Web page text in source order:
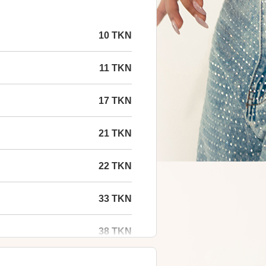
10 TKN
11 TKN
17 TKN
21 TKN
22 TKN
33 TKN
38 TKN